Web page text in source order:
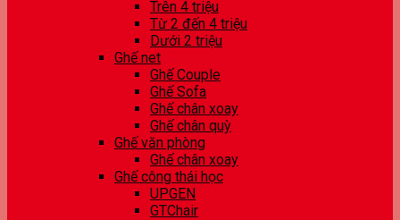
Trên 4 triệu
Từ 2 đến 4 triệu
Dưới 2 triệu
Ghế net
Ghế Couple
Ghế Sofa
Ghế chân xoay
Ghế chân quỳ
Ghế văn phòng
Ghế chân xoay
Ghế công thái học
UPGEN
GTChair